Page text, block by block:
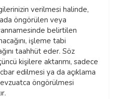
verilmesi halinde,
öngörülen veya
belirtilen
işleme tabi
taahhüt eder. Söz
kişilere aktarımı, sadece
edilmesi ya da açıklama
öngörülmesi